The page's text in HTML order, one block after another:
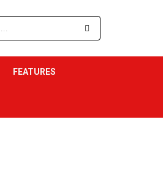
FEATURES